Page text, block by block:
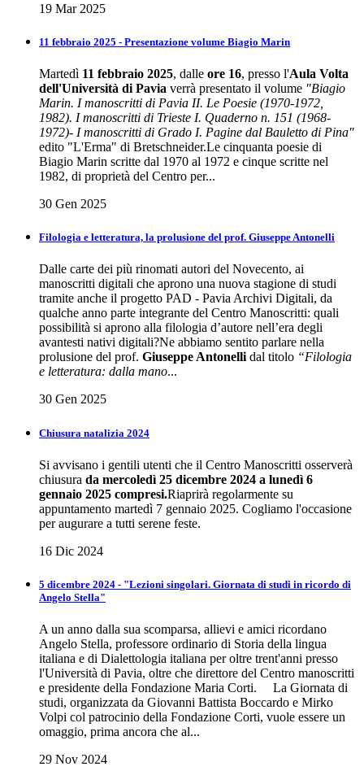
19 Mar 2025
11 febbraio 2025 - Presentazione volume Biagio Marin
Martedì 11 febbraio 2025, dalle ore 16, presso l'Aula Volta
dell'Università di Pavia verrà presentato il volume "Biagio
Marin. I manoscritti di Pavia II. Le Poesie (1970-1972,
1982). I manoscritti di Trieste I. Quaderno n. 151 (1968-
1972)- I manoscritti di Grado I. Pagine dal Bauletto di Pina"
edito "L'Erma" di Bretschneider.Le cinquanta poesie di
Biagio Marin scritte dal 1970 al 1972 e cinque scritte nel
1982, di proprietà del Centro per...
30 Gen 2025
Filologia e letteratura, la prolusione del prof. Giuseppe Antonelli
Dalle carte dei più rinomati autori del Novecento, ai
manoscritti digitali che aprono una nuova stagione di studi
tramite anche il progetto PAD - Pavia Archivi Digitali, da
qualche anno parte integrante del Centro Manoscritti: quali
possibilità si aprono alla filologia d’autore nell’era degli
avantesti nativi digitali?Ne abbiamo sentito parlare nella
prolusione del prof. Giuseppe Antonelli dal titolo “Filologia
e letteratura: dalla mano...
30 Gen 2025
Chiusura natalizia 2024
Si avvisano i gentili utenti che il Centro Manoscritti osserverà
chiusura da mercoledì 25 dicembre 2024 a lunedì 6
gennaio 2025 compresi.Riaprirà regolarmente su
appuntamento martedì 7 gennaio 2025. Cogliamo l'occasione
per augurare a tutti serene feste.
16 Dic 2024
5 dicembre 2024 - "Lezioni singolari. Giornata di studi in ricordo di
Angelo Stella"
A un anno dalla sua scomparsa, allievi e amici ricordano
Angelo Stella, professore ordinario di Storia della lingua
italiana e di Dialettologia italiana per oltre trent'anni presso
l'Università di Pavia, oltre che direttore del Centro manoscritti
e presidente della Fondazione Maria Corti. La Giornata di
studi, organizzata da Giovanni Battista Boccardo e Mirko
Volpi col patrocinio della Fondazione Corti, vuole essere un
omaggio, prima ancora che al...
29 Nov 2024